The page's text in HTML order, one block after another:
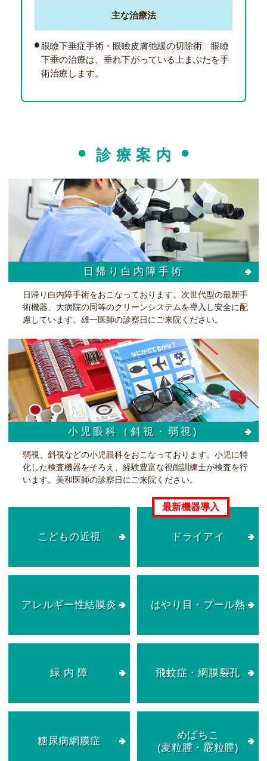
主な治療法
眼瞼下垂症手術・眼瞼皮膚弛緩の切除術 眼瞼
下垂の治療は、垂れ下がっている上まぶたを手
術治療します。
診療案内
日帰り白内障手術
日帰り白内障手術をおこなっております。次世代型の最新手
術機器、大病院の同等のクリーンシステムを導入し安全に配
慮しています。雄一医師の診察日にご来院ください。
小児眼科（斜視・弱視)
弱視、斜視などの小児眼科をおこなっております。小児に特
化した検査機器をそろえ、経験豊富な視能訓練士が検査を行
います。美和医師の診察日にご来院ください。
こどもの近視 ドライアイ
アレルギー性結膜炎 はやり目・プール熱
緑 内 障 飛蚊症・網膜裂孔
糖尿病網膜症
めばちこ
(麦粒腫・霰粒腫)